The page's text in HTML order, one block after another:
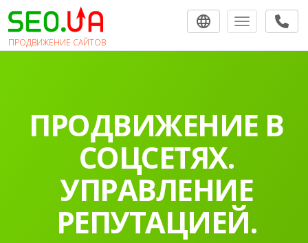
ПРОДВИЖЕНИЕ САЙТОВ
Toggle
ПРОДВИЖЕНИЕ В
СОЦСЕТЯХ.
УПРАВЛЕНИЕ
РЕПУТАЦИЕЙ.